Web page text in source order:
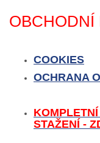
OBCHODNÍ
COOKIES
OCHRANA
STAŽENÍ -